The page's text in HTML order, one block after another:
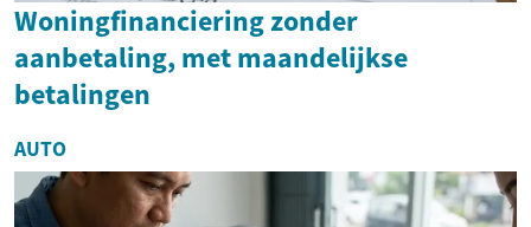
Woningfinanciering zonder
aanbetaling, met maandelijkse
betalingen
AUTO